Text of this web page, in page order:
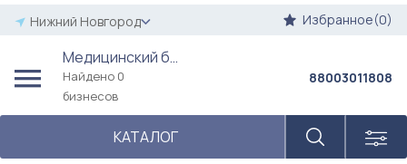
Нижний Новгород Избранное(0)
Медицинский бизнес
Найдено 0
бизнесов
КАТАЛОГ
88003011808